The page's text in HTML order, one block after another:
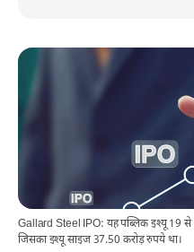
Gallard Steel IPO: यह पब्लिक इश्यू 19
जिसका इश्यू साइज 37.50 करोड़ रुपये था।